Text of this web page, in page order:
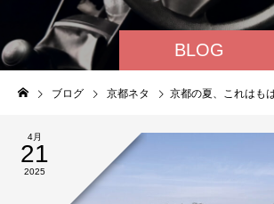
BLOG
ブログ 京都ネタ 京都の夏、これはもはや修
4月
21
2025